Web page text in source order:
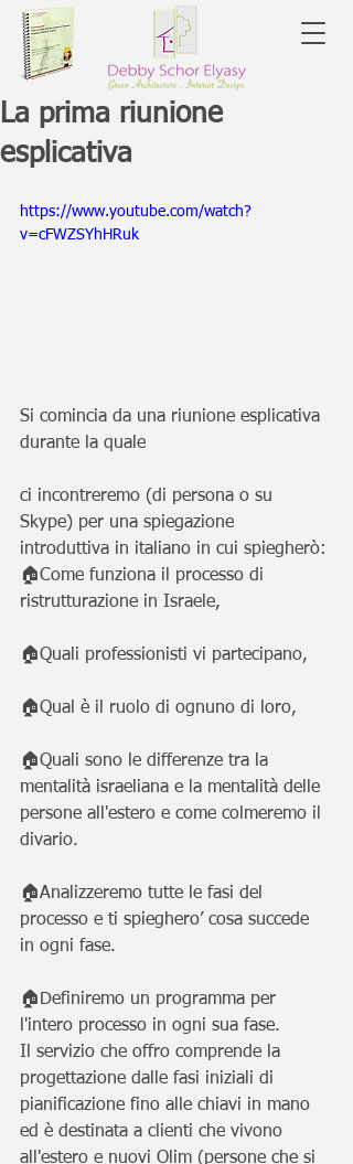
La prima riunione
esplicativa
https://www.youtube.com/watch?
v=cFWZSYhHRuk
Si comincia da una riunione esplicativa
durante la quale
ci incontreremo (di persona o su
Skype) per una spiegazione
introduttiva in italiano in cui spiegherò:
🏠Come funziona il processo di
ristrutturazione in Israele,
🏠Quali professionisti vi partecipano,
🏠Qual è il ruolo di ognuno di loro,
🏠Quali sono le differenze tra la
mentalità israeliana e la mentalità delle
persone all'estero e come colmeremo il
divario.
🏠Analizzeremo tutte le fasi del
processo e ti spieghero’ cosa succede
in ogni fase.
🏠Definiremo un programma per
l'intero processo in ogni sua fase.
Il servizio che offro comprende la
progettazione dalle fasi iniziali di
pianificazione fino alle chiavi in mano
ed è destinata a clienti che vivono
all'estero e nuovi Olim (persone che si